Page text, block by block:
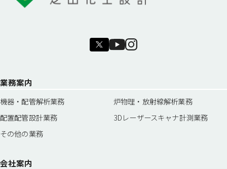
業務案内
機器・配管解析業務
炉物理・放射線解析業務
配置配管設計業務
3Dレーザースキャナ計測業務
その他の業務
会社案内